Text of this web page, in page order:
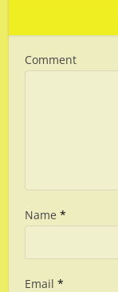
Comment
Name*
Email*